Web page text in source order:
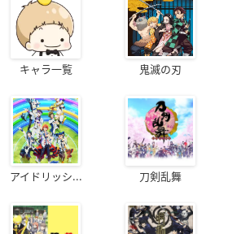
キャラ一覧 鬼滅の刃
アイドリッシ... 刀剣乱舞